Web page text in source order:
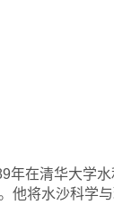
年在清华大学
他将水沙科学